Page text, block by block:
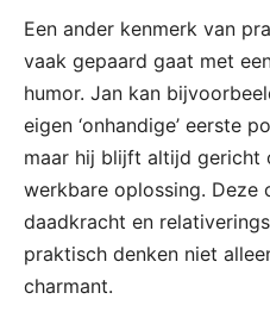
Een ander kenmerk van
vaak gepaard gaat met
humor. Jan kan
eigen ‘onhandige’ eerste
maar hij blijft altijd gericht
werkbare oplossing. Deze
daadkracht en
praktisch denken niet
charmant.